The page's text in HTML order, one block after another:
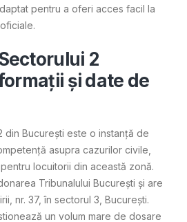
pentru a oferi acces facil la
2
și date de
din București este o instanță de
asupra cazurilor civile,
locuitorii din această zonă.
Tribunalului București și are
nr. 37, în sectorul 3, București.
un volum mare de dosare